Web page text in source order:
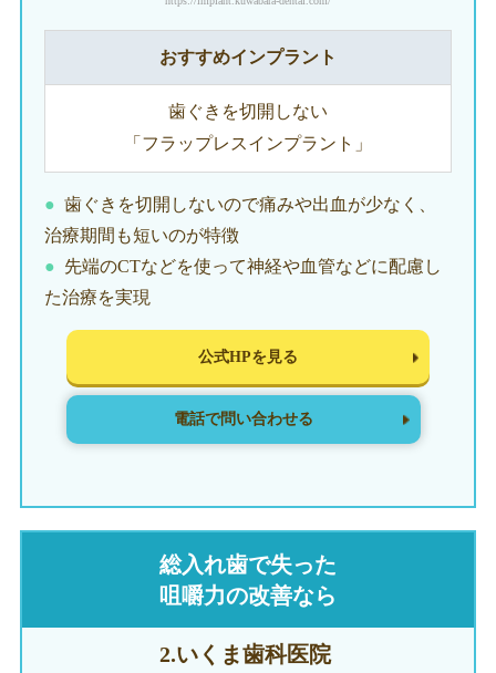
おすすめインプラント
歯ぐきを切開しない
「フラップレスインプラント」
歯ぐきを切開しないので痛みや出血が少なく、
治療期間も短いのが特徴
先端のCTなどを使って神経や血管などに配慮し
た治療を実現
公式HPを見る
電話で問い合わせる
総入れ歯で失った
咀嚼力の改善なら
2.いくま歯科医院